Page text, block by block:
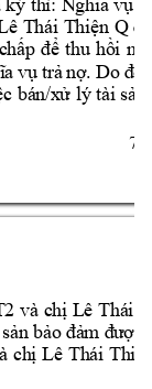
7
ký thì: Nghĩa vụ
Thái Thiện Q
chấp để thu hồi nợ
vụ trả nợ. Do đó,
bán/xử lý tài sản
và chị Lê Thái
bảo đảm được
chị Lê Thái